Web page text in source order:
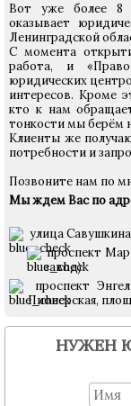
Вот уже более 8
оказывает
Ленинградской
С момента
работа, и
юридических
интересов. Кроме
кто к нам
тонкости мы берём
Клиенты же
потребности и
Позвоните нам по
Мы ждем Вас по
улица
проспект
завод)
проспект
Пионерская,
НУЖЕН